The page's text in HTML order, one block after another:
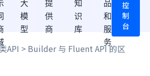
大
模
型
提
供
商
知
识
库
品
和
服
务
控
制
台
API > Builder 与 Fluent API 的区